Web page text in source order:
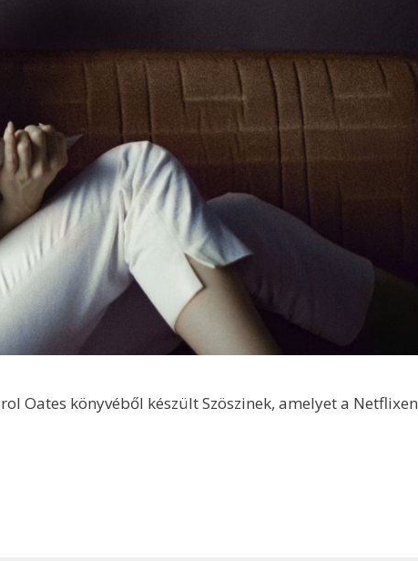
Oates könyvéből készült Szöszinek, amelyet a Netflixen